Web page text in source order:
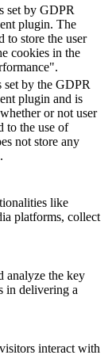
set by GDPR
plugin. The
to store the user
cookies in the
set by the GDPR
plugin and is
or not user
to the use of
not store any
like
platforms, collect
analyze the key
in delivering a
interact with